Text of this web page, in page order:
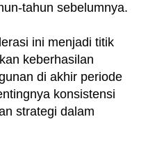
tahun sebelumnya.
ini menjadi titik
keberhasilan
di akhir periode
konsistensi
strategi dalam